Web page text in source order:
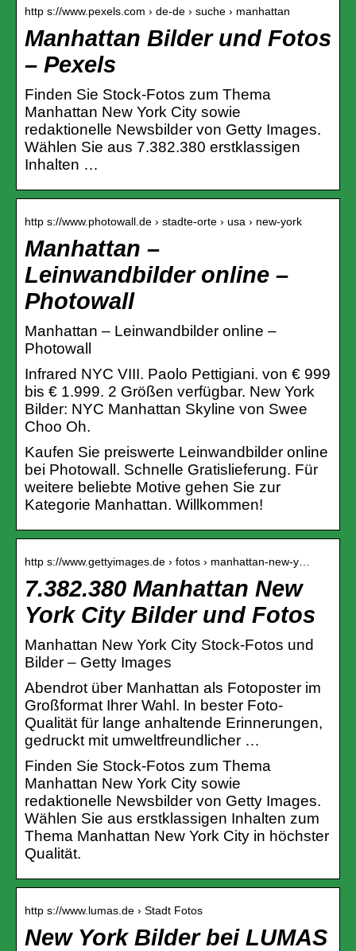
http s://www.pexels.com › de-de › suche › manhattan
Manhattan Bilder und Fotos
– Pexels
Finden Sie Stock-Fotos zum Thema
Manhattan New York City sowie
redaktionelle Newsbilder von Getty Images.
Wählen Sie aus 7.382.380 erstklassigen
Inhalten …
http s://www.photowall.de › stadte-orte › usa › new-york
Manhattan –
Leinwandbilder online –
Photowall
Manhattan – Leinwandbilder online –
Photowall
Infrared NYC VIII. Paolo Pettigiani. von € 999
bis € 1.999. 2 Größen verfügbar. New York
Bilder: NYC Manhattan Skyline von Swee
Choo Oh.
Kaufen Sie preiswerte Leinwandbilder online
bei Photowall. Schnelle Gratislieferung. Für
weitere beliebte Motive gehen Sie zur
Kategorie Manhattan. Willkommen!
http s://www.gettyimages.de › fotos › manhattan-new-y…
7.382.380 Manhattan New
York City Bilder und Fotos
Manhattan New York City Stock-Fotos und
Bilder – Getty Images
Abendrot über Manhattan als Fotoposter im
Großformat Ihrer Wahl. In bester Foto-
Qualität für lange anhaltende Erinnerungen,
gedruckt mit umweltfreundlicher …
Finden Sie Stock-Fotos zum Thema
Manhattan New York City sowie
redaktionelle Newsbilder von Getty Images.
Wählen Sie aus erstklassigen Inhalten zum
Thema Manhattan New York City in höchster
Qualität.
http s://www.lumas.de › Stadt Fotos
New York Bilder bei LUMAS